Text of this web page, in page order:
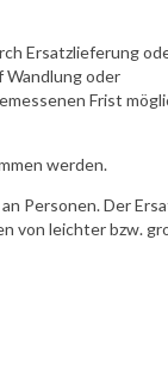
Ersatzlieferung
Wandlung oder
Frist
werden.
Personen. Der
von leichter bzw.